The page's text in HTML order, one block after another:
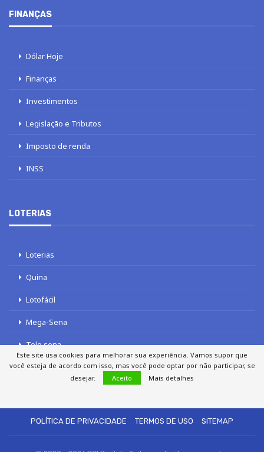
FINANÇAS
Dólar Hoje
Finanças
Investimentos
Legislação e Tributos
Imposto de renda
INSS
LOTERIAS
Loterias
Quina
Lotofácil
Mega-Sena
Tele sena
POLÍTICA DE PRIVACIDADE
TERMOS DE USO SITEMAP
Este site usa cookies para melhorar sua experiência. Vamos supor que
você esteja de acordo com isso, mas você pode optar por não participar, se
desejar.
Aceito Mais detalhes